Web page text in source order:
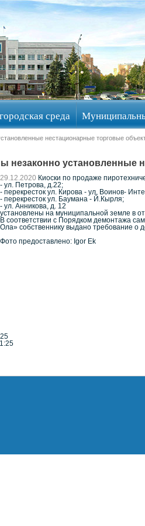
среда
нестационарные торговые
незаконно установленные
29.12.2020 Киоски по продаже
- ул. Петрова, д.22;
- перекресток ул. Кирова - ул. Воинов-
- перекресток ул. Баумана - Й.Кырля;
- ул. Анникова, д. 12
установлены на муниципальной земле в
В соответствии с Порядком демонтажа
Ола» собственнику выдано требование о
Фото предоставлено: Igor Ek